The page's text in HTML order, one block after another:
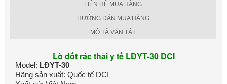
LIÊN HỆ MUA HÀNG
HƯỚNG DẪN MUA HÀNG
MÔ TẢ VẮN TẮT
Lò đốt rác thải y tế LĐYT-30 DCI
Model: LĐYT-30
Hãng sản xuất: Quốc tế DCI